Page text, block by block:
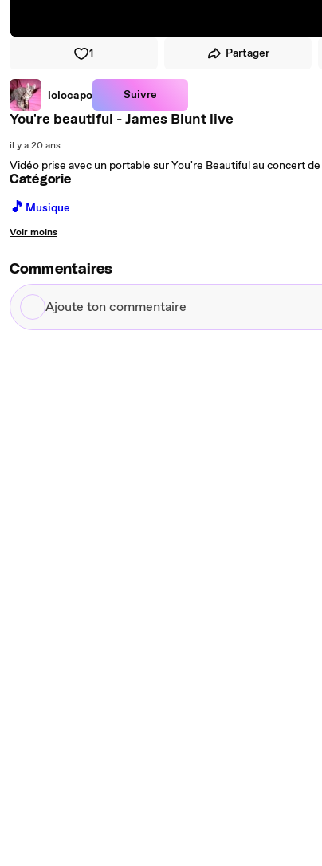
1 Partager
lolocapo Suivre
You're beautiful - James Blunt live
il y a 20 ans
Vidéo prise avec un portable sur You're Beautiful au concert
Catégorie
🎵 Musique
Voir moins
Commentaires
Ajoute
ton